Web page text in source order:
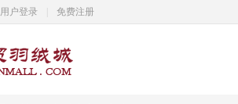
用户登录 免费注册